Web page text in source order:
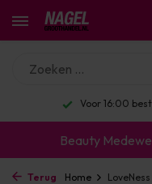
Voor 16:00
Beauty
Terug Home